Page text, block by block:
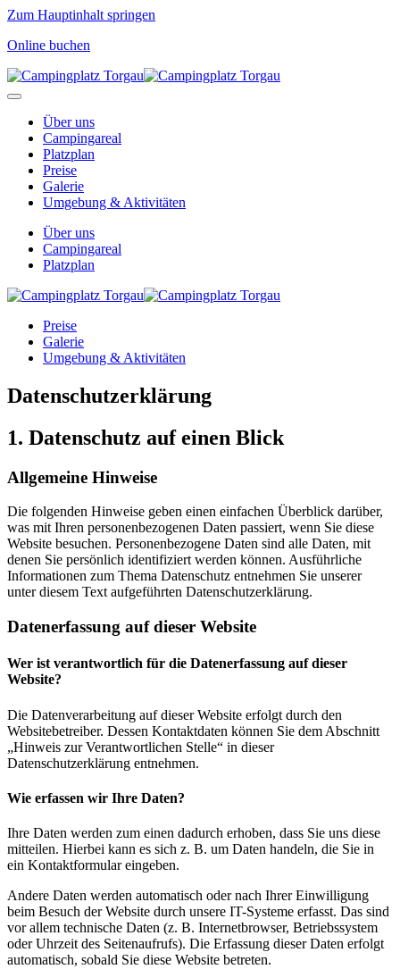
Zum Hauptinhalt springen
Online buchen
Über uns
Campingareal
Platzplan
Preise
Galerie
Umgebung & Aktivitäten
Über uns
Campingareal
Platzplan
Preise
Galerie
Umgebung & Aktivitäten
Datenschutzerklärung
1. Datenschutz auf einen Blick
Allgemeine Hinweise
Die folgenden Hinweise geben einen einfachen Überblick darüber,
was mit Ihren personenbezogenen Daten passiert, wenn Sie diese
Website besuchen. Personenbezogene Daten sind alle Daten, mit
denen Sie persönlich identifiziert werden können. Ausführliche
Informationen zum Thema Datenschutz entnehmen Sie unserer
unter diesem Text aufgeführten Datenschutzerklärung.
Datenerfassung auf dieser Website
Wer ist verantwortlich für die Datenerfassung auf dieser
Website?
Die Datenverarbeitung auf dieser Website erfolgt durch den
Websitebetreiber. Dessen Kontaktdaten können Sie dem Abschnitt
„Hinweis zur Verantwortlichen Stelle“ in dieser
Datenschutzerklärung entnehmen.
Wie erfassen wir Ihre Daten?
Ihre Daten werden zum einen dadurch erhoben, dass Sie uns diese
mitteilen. Hierbei kann es sich z. B. um Daten handeln, die Sie in
ein Kontaktformular eingeben.
Andere Daten werden automatisch oder nach Ihrer Einwilligung
beim Besuch der Website durch unsere IT-Systeme erfasst. Das sind
vor allem technische Daten (z. B. Internetbrowser, Betriebssystem
oder Uhrzeit des Seitenaufrufs). Die Erfassung dieser Daten erfolgt
automatisch, sobald Sie diese Website betreten.